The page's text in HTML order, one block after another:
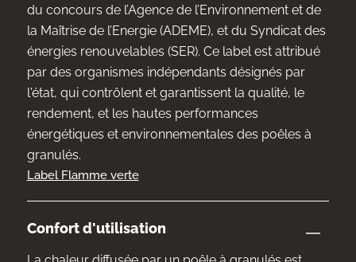
du concours de l’Agence de l’Environnement et de
la Maîtrise de l’Energie (ADEME), et du Syndicat des
énergies renouvelables (SER). Ce label est attribué
par des organismes indépendants désignés par
l'état, qui contrôlent et garantissent la qualité, le
rendement, et les hautes performances
énergétiques et environnementales des poêles à
granulés.
Label Flamme verte
Confort d'utilisation